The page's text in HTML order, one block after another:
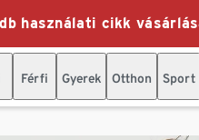
használati cikk
Férfi Gyerek Otthon Sport